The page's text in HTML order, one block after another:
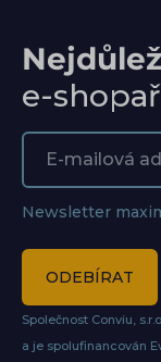
e-
Newsletter
ODEBÍRAT
Společnost Conviu,
a je spolufinancován